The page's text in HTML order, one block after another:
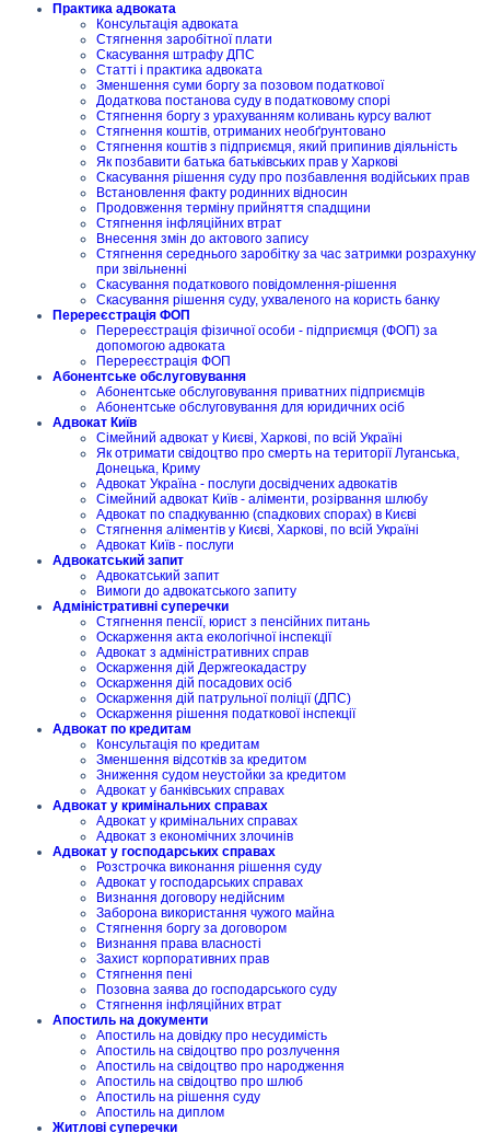
Практика адвоката
Консультація адвоката
Стягнення заробітної плати
Скасування штрафу ДПС
Статті і практика адвоката
Зменшення суми боргу за позовом податкової
Додаткова постанова суду в податковому спорі
Стягнення боргу з урахуванням коливань курсу валют
Стягнення коштів, отриманих необґрунтовано
Стягнення коштів з підприємця, який припинив діяльність
Як позбавити батька батьківських прав у Харкові
Скасування рішення суду про позбавлення водійських прав
Встановлення факту родинних відносин
Продовження терміну прийняття спадщини
Стягнення інфляційних втрат
Внесення змін до актового запису
Стягнення середнього заробітку за час затримки розрахунку
при звільненні
Скасування податкового повідомлення-рішення
Скасування рішення суду, ухваленого на користь банку
Перереєстрація ФОП
Перереєстрація фізичної особи - підприємця (ФОП) за
допомогою адвоката
Перереєстрація ФОП
Абонентське обслуговування
Абонентське обслуговування приватних підприємців
Абонентське обслуговування для юридичних осіб
Адвокат Київ
Сімейний адвокат у Києві, Харкові, по всій Україні
Як отримати свідоцтво про смерть на території Луганська,
Донецька, Криму
Адвокат Україна - послуги досвідчених адвокатів
Сімейний адвокат Київ - аліменти, розірвання шлюбу
Адвокат по спадкуванню (спадкових спорах) в Києві
Стягнення аліментів у Києві, Харкові, по всій Україні
Адвокат Київ - послуги
Адвокатський запит
Адвокатський запит
Вимоги до адвокатського запиту
Адміністративні суперечки
Стягнення пенсії, юрист з пенсійних питань
Оскарження акта екологічної інспекції
Адвокат з адміністративних справ
Оскарження дій Держгеокадастру
Оскарження дій посадових осіб
Оскарження дій патрульної поліції (ДПС)
Оскарження рішення податкової інспекції
Адвокат по кредитам
Консультація по кредитам
Зменшення відсотків за кредитом
Зниження судом неустойки за кредитом
Адвокат у банківських справах
Адвокат у кримінальних справах
Адвокат у кримінальних справах
Адвокат з економічних злочинів
Адвокат у господарських справах
Розстрочка виконання рішення суду
Адвокат у господарських справах
Визнання договору недійсним
Заборона використання чужого майна
Стягнення боргу за договором
Визнання права власності
Захист корпоративних прав
Стягнення пені
Позовна заява до господарського суду
Стягнення інфляційних втрат
Апостиль на документи
Апостиль на довідку про несудимість
Апостиль на свідоцтво про розлучення
Апостиль на свідоцтво про народження
Апостиль на свідоцтво про шлюб
Апостиль на рішення суду
Апостиль на диплом
Житлові суперечки